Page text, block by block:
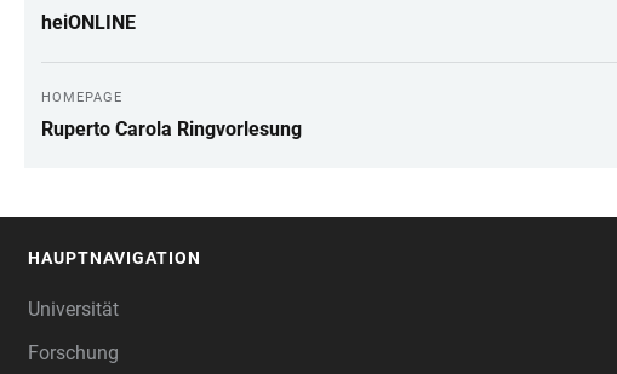
heiONLINE
HOMEPAGE
Ruperto Carola Ringvorlesung
HAUPTNAVIGATION
Universität
Forschung